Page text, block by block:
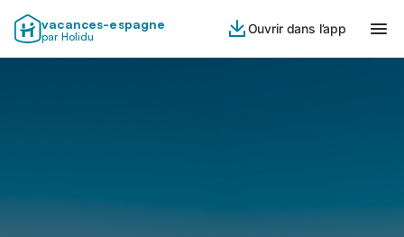
vacances-espagne
par Holidu
Ouvrir dans l’app